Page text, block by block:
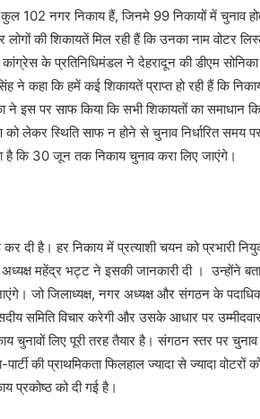
102 नगर निकाय हैं, जिनमे 99 निकायों में चुनाव
लोगों की शिकायतें मिल रही हैं कि उनका नाम वोटर
के प्रतिनिधिमंडल ने देहरादून की डीएम
ने कहा कि हमें कई शिकायतें प्राप्त हो रही हैं कि
ने इस पर साफ किया कि सभी शिकायतों का समाधान
लेकर स्थिति साफ न होने से चुनाव निर्धारित समय
है कि 30 जून तक निकाय चुनाव करा लिए जाएंगे।
दी है। हर निकाय में प्रत्याशी चयन को प्रभारी
महेंद्र भट्ट ने इसकी जानकारी दी । उन्होंने
जो जिलाध्यक्ष, नगर अध्यक्ष और संगठन के
समिति विचार करेगी और उसके आधार पर
चुनावों लिए पूरी तरह तैयार है। संगठन स्तर पर
पार्टी की प्राथमिकता फिलहाल ज्यादा से ज्यादा
प्रकोष्ठ को दी गई है।